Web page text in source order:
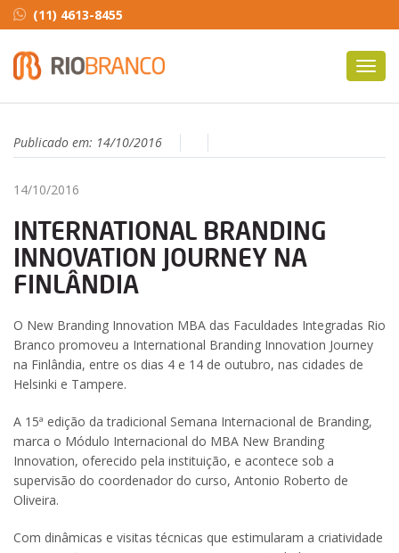
(11) 4613-8455
Publicado em: 14/10/2016
14/10/2016
INTERNATIONAL BRANDING
INNOVATION JOURNEY NA
FINLÂNDIA
O New Branding Innovation MBA das Faculdades Integradas Rio
Branco promoveu a International Branding Innovation Journey
na Finlândia, entre os dias 4 e 14 de outubro, nas cidades de
Helsinki e Tampere.
A 15ª edição da tradicional Semana Internacional de Branding,
marca o Módulo Internacional do MBA New Branding
Innovation, oferecido pela instituição, e acontece sob a
supervisão do coordenador do curso, Antonio Roberto de
Oliveira.
Com dinâmicas e visitas técnicas que estimularam a criatividade